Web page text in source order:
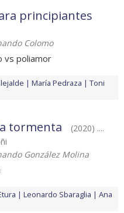
principiantes
Colomo
vs poliamor
María Pedraza
Toni
tormenta
(2020) ....
González Molina
Leonardo Sbaraglia
Ana